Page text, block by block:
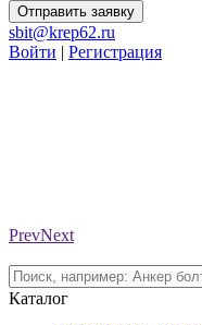
Отправить заявку
sbit@krep62.ru
Войти | Регистрация
PrevNext
Каталог